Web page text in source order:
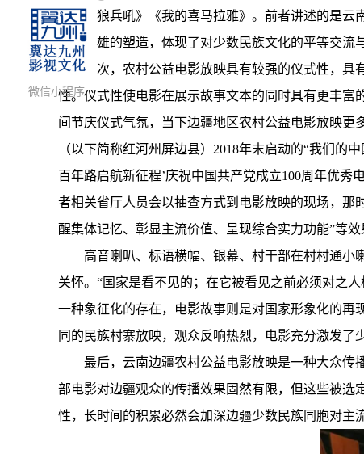
语的《狼兵吼》《我的喜马拉雅》。前者讲述的是
民族英雄的塑造，体现了对少数民族文化的平等交流
其次，农村公益电影放映具有较强的仪式性，具
性。仪式性使电影在展示故事文本的同时具有更丰富
间节庆仪式气氛，当下边疆地区农村公益电影放映
（以下简称红河州屏边县）2018年末启动的“我们
百年路启航新征程’庆祝中国共产党成立100周年优
者相关省厅人员会以抽查方式到电影放映的现场，那
醒集体记忆、彰显主流价值、呈现综合实力功能”等效
高音喇叭、标语横幅、银幕、村干部在村村通
关怀。“国家是看不见的；在它被看见之前必须对之
一种象征化的存在，电影故事则是对国家形象化的
同的民族村寨放映，观众反响热烈，电影充分激发了
最后，云南边疆农村公益电影放映是一种大众传
部电影对边疆观众的传播效果固然有限，但这些被
性，长时间的积累必然会加深边疆少数民族同胞对主
微信小程序